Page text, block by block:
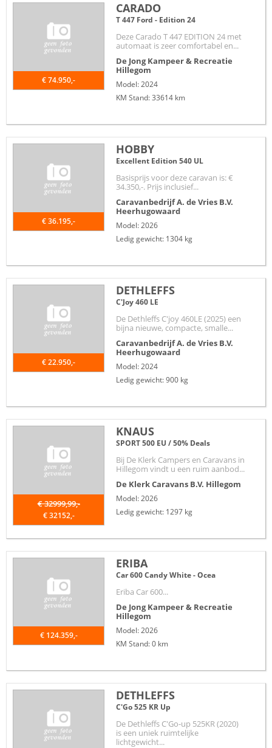
€ 74.950,-
CARADO
T 447 Ford - Edition 24
Deze Carado T 447 EDITION 24 met
automaat is zeer comfortabel en...
De Jong Kampeer & Recreatie
Hillegom
Model: 2024
KM Stand: 33614 km
€ 36.195,-
HOBBY
Excellent Edition 540 UL
Basisprijs voor deze caravan is: €
34.350,-. Prijs inclusief...
Caravanbedrijf A. de Vries B.V.
Heerhugowaard
Model: 2026
Ledig gewicht: 1304 kg
€ 22.950,-
DETHLEFFS
C'Joy 460 LE
De Dethleffs C'joy 460LE (2025) een
bijna nieuwe, compacte, smalle...
Caravanbedrijf A. de Vries B.V.
Heerhugowaard
Model: 2024
Ledig gewicht: 900 kg
€ 32999,99,-
€ 32152,-
KNAUS
SPORT 500 EU / 50% Deals
Bij De Klerk Campers en Caravans in
Hillegom vindt u een ruim aanbod...
De Klerk Caravans B.V. Hillegom
Model: 2026
Ledig gewicht: 1297 kg
€ 124.359,-
ERIBA
Car 600 Candy White - Ocea
Eriba Car 600...
De Jong Kampeer & Recreatie
Hillegom
Model: 2026
KM Stand: 0 km
DETHLEFFS
C'Go 525 KR Up
De Dethleffs C'Go-up 525KR (2020)
is een uniek ruimtelijke
lichtgewicht...